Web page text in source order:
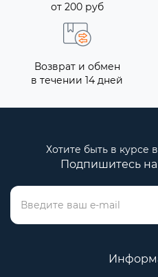
от 200 руб
Возврат и обмен
в течении 14 дней
Хотите быть в курсе
Подпишитесь